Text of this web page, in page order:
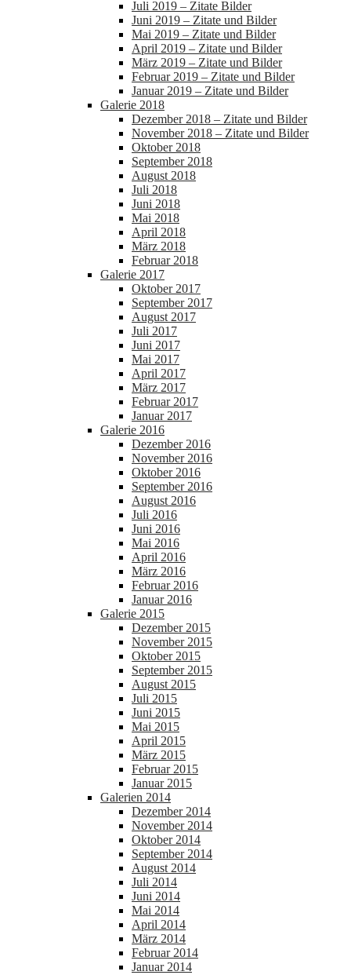
Juli 2019 – Zitate Bilder
Juni 2019 – Zitate und Bilder
Mai 2019 – Zitate und Bilder
April 2019 – Zitate und Bilder
März 2019 – Zitate und Bilder
Februar 2019 – Zitate und Bilder
Januar 2019 – Zitate und Bilder
Galerie 2018
Dezember 2018 – Zitate und Bilder
November 2018 – Zitate und Bilder
Oktober 2018
September 2018
August 2018
Juli 2018
Juni 2018
Mai 2018
April 2018
März 2018
Februar 2018
Galerie 2017
Oktober 2017
September 2017
August 2017
Juli 2017
Juni 2017
Mai 2017
April 2017
März 2017
Februar 2017
Januar 2017
Galerie 2016
Dezember 2016
November 2016
Oktober 2016
September 2016
August 2016
Juli 2016
Juni 2016
Mai 2016
April 2016
März 2016
Februar 2016
Januar 2016
Galerie 2015
Dezember 2015
November 2015
Oktober 2015
September 2015
August 2015
Juli 2015
Juni 2015
Mai 2015
April 2015
März 2015
Februar 2015
Januar 2015
Galerien 2014
Dezember 2014
November 2014
Oktober 2014
September 2014
August 2014
Juli 2014
Juni 2014
Mai 2014
April 2014
März 2014
Februar 2014
Januar 2014